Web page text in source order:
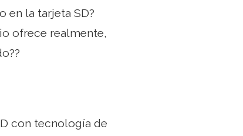
en la tarjeta SD?
ofrece realmente,
con tecnología de